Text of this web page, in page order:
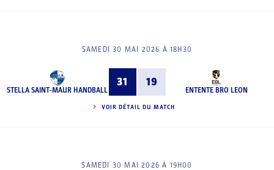
SAMEDI 30 MAI 2026 À 18H30
STELLA SAINT-MAUR HANDBALL
31 19
ENTENTE BRO LEON
VOIR DÉTAIL DU MATCH
SAMEDI 30 MAI 2026 À 19H00